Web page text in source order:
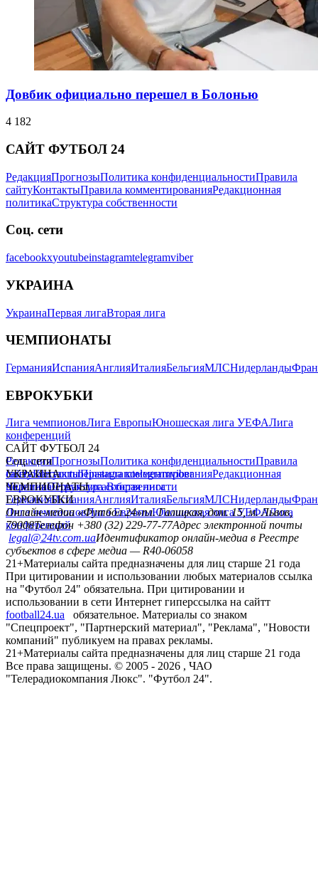
Довбик официально перешел в Болонью
4 182
САЙТ ФУТБОЛ 24
РедакцияПрогнозыПолитика конфиденциальностиПравила
сайтуКонтактыПравила комментированияРедакционная
политикаСтруктура собственности
Соц. сети
facebookxyoutubeinstagramtelegramviber
УКРАИНА
УкраинаПервая лигаВторая лига
ЧЕМПИОНАТЫ
ГерманияИспанияАнглияИталияБельгияМЛСНидерланды
ЕВРОКУБКИ
Лига чемпионовЛига ЕвропыЮношеская лига УЕФАЛига
конференций
САЙТ ФУТБОЛ 24
РедакцияПрогнозыПолитика конфиденциальностиПравила
сайтуКонтактыПравила комментированияРедакционная
политикаСтруктура собственности
Соц. сети
facebookxyoutubeinstagramtelegramviber
УКРАИНА
УкраинаПервая лигаВторая лига
ЧЕМПИОНАТЫ
ГерманияИспанияАнглияИталияБельгияМЛСНидерланды
ЕВРОКУБКИ
Лига чемпионовЛига ЕвропыЮношеская лига УЕФАЛига
конференций
Онлайн-медиа «Футбол 24»пл. Галицкая, дом. 15, м. Львов,
79008Телефон +380 (32) 229-77-77Адрес электронной почты
legal@24tv.com.uaИдентификатор онлайн-медиа в Реестре
субъектов в сфере медиа — R40-06058
21+Материалы сайта предназначены для лиц старше 21 года
При цитировании и использовании любых материалов ссылка
на "Футбол 24" обязательна. При цитировании и
использовании в сети Интернет гиперссылка на сайтт
football24.ua
обязательное. Материалы со знаком
"Спецпроект", "Партнерский материал", "Реклама", "Новости
компаний" публикуем на правах рекламы.
21+Материалы сайта предназначены для лиц старше 21 года
Все права защищены. © 2005 - 2026 , ЧАО
"Телерадиокомпания Люкс". "Футбол 24".